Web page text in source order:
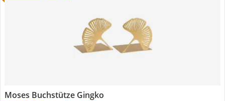
Moses Buchstütze Gingko